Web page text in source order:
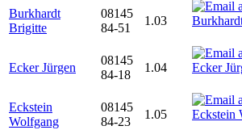
Burkhardt
Brigitte
08145
84-51
1.03
Ecker Jürgen
08145
84-18
1.04
Eckstein
Wolfgang
08145
84-23
1.05